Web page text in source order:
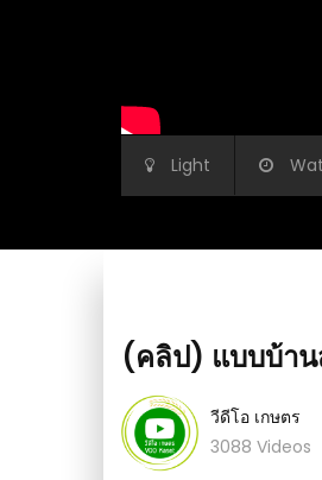
Light
ปลาช่วงฤดูฝน ใน
(คลิป) สูตรผักโตเ
(คลิป) แบบบ้าน
วีดีโอ เกษตร
3088 Videos